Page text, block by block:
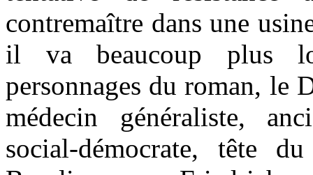
contremaître dans une
il va beaucoup plus
personnages du roman, le
médecin généraliste,
social-démocrate, tête